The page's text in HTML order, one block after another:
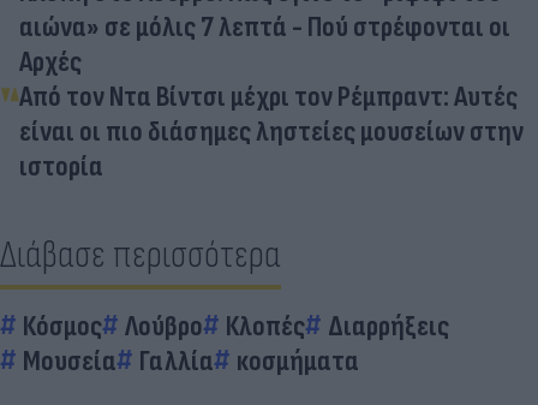
αιώνα» σε μόλις 7 λεπτά - Πού στρέφονται οι
Αρχές
Από τον Ντα Βίντσι μέχρι τον Ρέμπραντ: Αυτές
είναι οι πιο διάσημες ληστείες μουσείων στην
ιστορία
Διάβασε περισσότερα
Κόσμος Λούβρο Κλοπές
Διαρρήξεις
Μουσεία
Γαλλία κοσμήματα